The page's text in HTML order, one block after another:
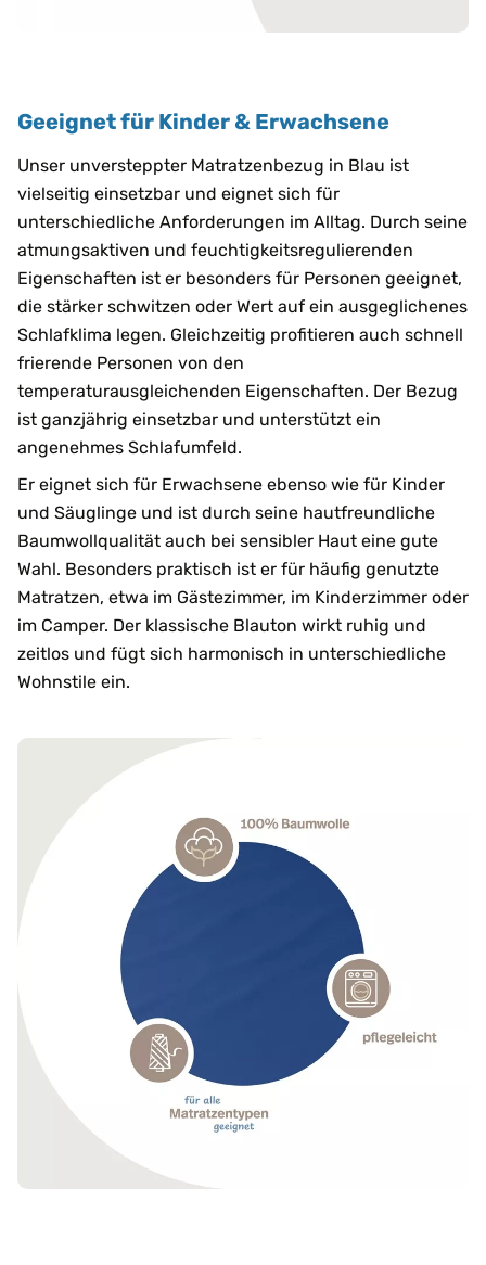
Geeignet für Kinder & Erwachsene
Unser unversteppter Matratzenbezug in Blau ist
vielseitig einsetzbar und eignet sich für
unterschiedliche Anforderungen im Alltag. Durch seine
atmungsaktiven und feuchtigkeitsregulierenden
Eigenschaften ist er besonders für Personen geeignet,
die stärker schwitzen oder Wert auf ein ausgeglichenes
Schlafklima legen. Gleichzeitig profitieren auch schnell
frierende Personen von den
temperaturausgleichenden Eigenschaften. Der Bezug
ist ganzjährig einsetzbar und unterstützt ein
angenehmes Schlafumfeld.
Er eignet sich für Erwachsene ebenso wie für Kinder
und Säuglinge und ist durch seine hautfreundliche
Baumwollqualität auch bei sensibler Haut eine gute
Wahl. Besonders praktisch ist er für häufig genutzte
Matratzen, etwa im Gästezimmer, im Kinderzimmer oder
im Camper. Der klassische Blauton wirkt ruhig und
zeitlos und fügt sich harmonisch in unterschiedliche
Wohnstile ein.